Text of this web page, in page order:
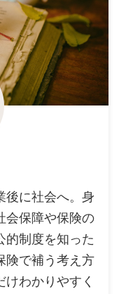
後に社会へ。身
会保障や保険の
的制度を知った
険で補う考え方
わかりやすく